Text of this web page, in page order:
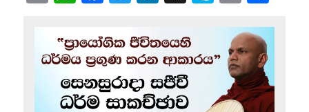
Kindle